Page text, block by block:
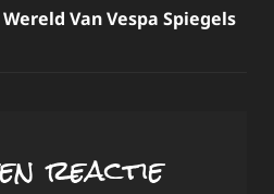
Van Vespa Spiegels
reactie